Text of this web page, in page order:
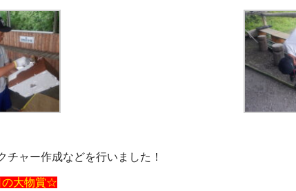
チャー作成などを行いました！
大物賞☆